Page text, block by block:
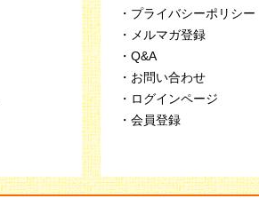
・プライバシーポリシー
・メルマガ登録
・Q&A
・お問い合わせ
・ログインページ
・会員登録